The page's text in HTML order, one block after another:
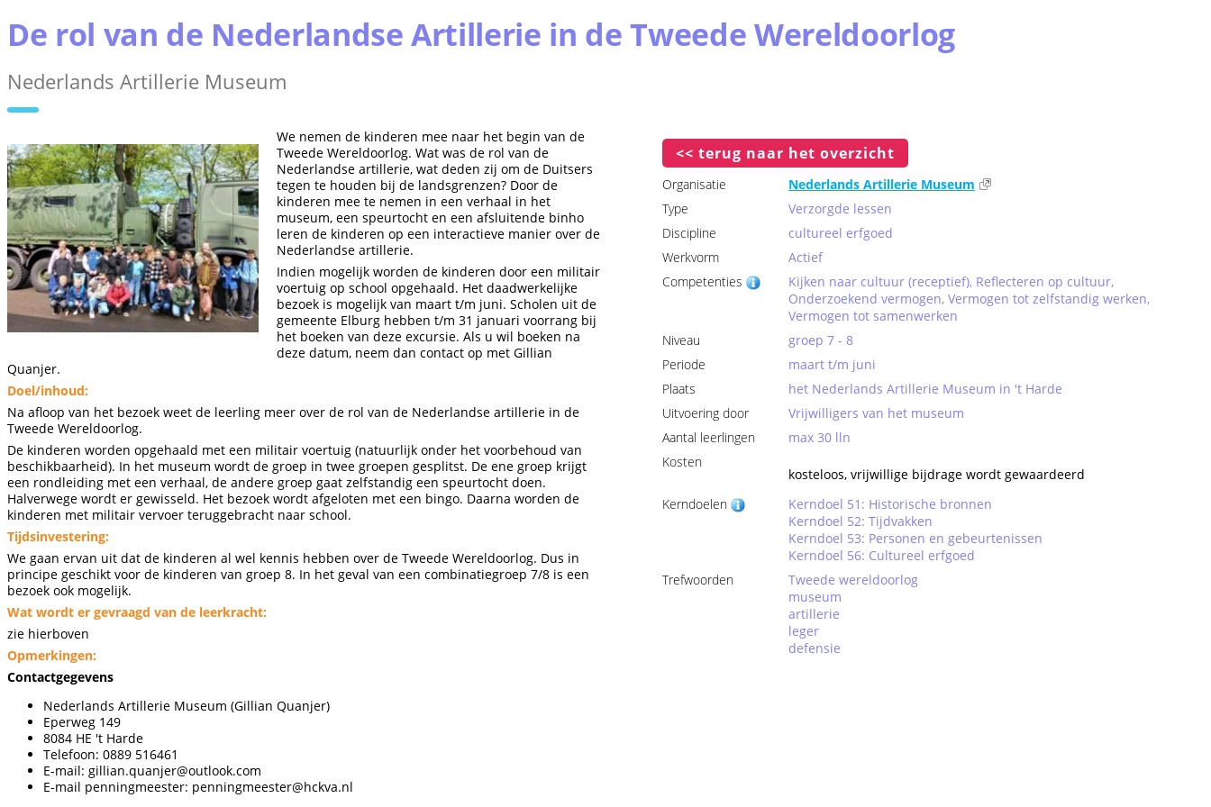
De rol van de Nederlandse Artillerie in de Tweede Wereldoorlog
Nederlands Artillerie Museum
We nemen de kinderen mee naar het begin van de
Tweede Wereldoorlog. Wat was de rol van de
Nederlandse artillerie, wat deden zij om de Duitsers
tegen te houden bij de landsgrenzen? Door de
kinderen mee te nemen in een verhaal in het
museum, een speurtocht en een afsluitende binho
leren de kinderen op een interactieve manier over de
Nederlandse artillerie.
Indien mogelijk worden de kinderen door een militair
voertuig op school opgehaald. Het daadwerkelijke
bezoek is mogelijk van maart t/m juni. Scholen uit de
gemeente Elburg hebben t/m 31 januari voorrang bij
het boeken van deze excursie. Als u wil boeken na
deze datum, neem dan contact op met Gillian
Quanjer.
Doel/inhoud:
Na afloop van het bezoek weet de leerling meer over de rol van de Nederlandse artillerie in de
Tweede Wereldoorlog.
De kinderen worden opgehaald met een militair voertuig (natuurlijk onder het voorbehoud van
beschikbaarheid). In het museum wordt de groep in twee groepen gesplitst. De ene groep krijgt
een rondleiding met een verhaal, de andere groep gaat zelfstandig een speurtocht doen.
Halverwege wordt er gewisseld. Het bezoek wordt afgeloten met een bingo. Daarna worden de
kinderen met militair vervoer teruggebracht naar school.
Tijdsinvestering:
We gaan ervan uit dat de kinderen al wel kennis hebben over de Tweede Wereldoorlog. Dus in
principe geschikt voor de kinderen van groep 8. In het geval van een combinatiegroep 7/8 is een
bezoek ook mogelijk.
Wat wordt er gevraagd van de leerkracht:
zie hierboven
Opmerkingen:
Contactgegevens
Nederlands Artillerie Museum (Gillian Quanjer)
Eperweg 149
8084 HE 't Harde
Telefoon: 0889 516461
E-mail: gillian.quanjer@outlook.com
E-mail penningmeester: penningmeester@hckva.nl
<< terug naar het overzicht
Organisatie
Nederlands Artillerie Museum
Type
Verzorgde lessen
Discipline
cultureel erfgoed
Werkvorm
Actief
Competenties
Kijken naar cultuur (receptief), Reflecteren op cultuur,
Onderzoekend vermogen, Vermogen tot zelfstandig werken,
Vermogen tot samenwerken
Niveau
groep 7 - 8
Periode
maart t/m juni
Plaats
het Nederlands Artillerie Museum in 't Harde
Uitvoering door
Vrijwilligers van het museum
Aantal leerlingen
max 30 lln
Kosten
kosteloos, vrijwillige bijdrage wordt gewaardeerd
Kerndoelen
Kerndoel 51: Historische bronnen
Kerndoel 52: Tijdvakken
Kerndoel 53: Personen en gebeurtenissen
Kerndoel 56: Cultureel erfgoed
Trefwoorden
Tweede wereldoorlog
museum
artillerie
leger
defensie